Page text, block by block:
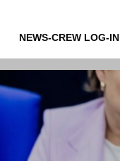
NEWS-CREW LOG-IN